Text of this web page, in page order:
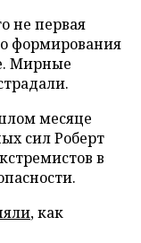
не первая
формирования
Мирные
месяце
сил Роберт
в
, как